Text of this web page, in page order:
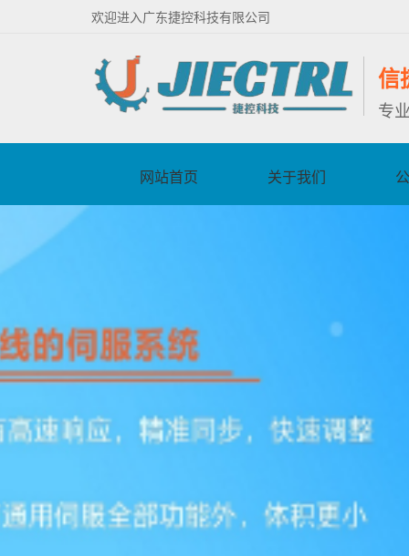
欢迎进入广东捷控科技有限公司
信
专
网站首页 关于我们